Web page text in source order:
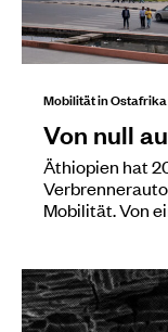
Mobilität in Ostafrika
Von null
Äthiopien hat
Mobilität. Von